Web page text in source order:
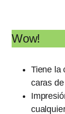
Wow!
Tiene la
caras